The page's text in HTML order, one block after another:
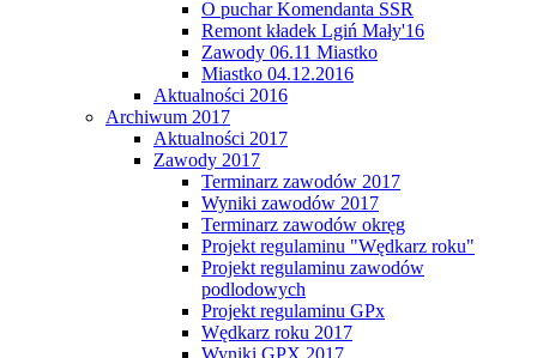
O puchar Komendanta SSR
Remont kładek Lgiń Mały'16
Zawody 06.11 Miastko
Miastko 04.12.2016
Aktualności 2016
Archiwum 2017
Aktualności 2017
Zawody 2017
Terminarz zawodów 2017
Wyniki zawodów 2017
Terminarz zawodów okręg
Projekt regulaminu "Wędkarz roku"
Projekt regulaminu zawodów
podlodowych
Projekt regulaminu GPx
Wędkarz roku 2017
Wyniki GPX 2017